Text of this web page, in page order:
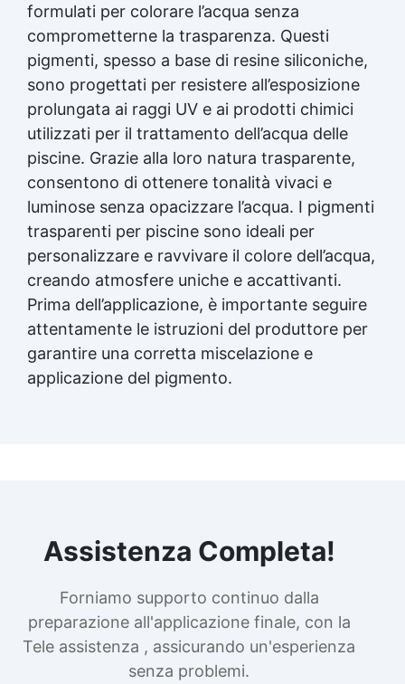
formulati per colorare l’acqua senza
comprometterne la trasparenza. Questi
pigmenti, spesso a base di resine siliconiche,
sono progettati per resistere all’esposizione
prolungata ai raggi UV e ai prodotti chimici
utilizzati per il trattamento dell’acqua delle
piscine. Grazie alla loro natura trasparente,
consentono di ottenere tonalità vivaci e
luminose senza opacizzare l’acqua. I pigmenti
trasparenti per piscine sono ideali per
personalizzare e ravvivare il colore dell’acqua,
creando atmosfere uniche e accattivanti.
Prima dell’applicazione, è importante seguire
attentamente le istruzioni del produttore per
garantire una corretta miscelazione e
applicazione del pigmento.
Assistenza Completa!
Forniamo supporto continuo dalla
preparazione all'applicazione finale, con la
Tele assistenza , assicurando un'esperienza
senza problemi.